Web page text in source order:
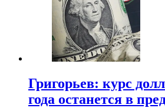
Григорьев: курс
года останется в